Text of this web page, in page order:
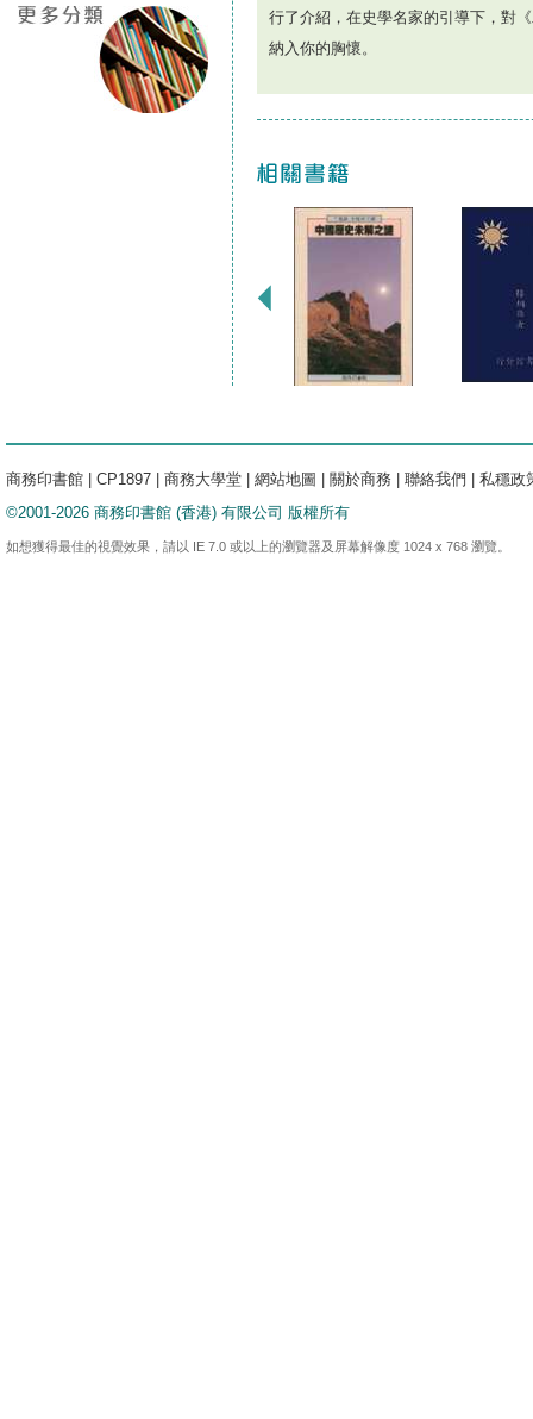
行了介紹，在史學名家的引導下，對
納入你的胸懷。
商務印書館 CP1897 商務大學堂 網站地圖 關於商務 聯絡我們
私穩政
©2001-2026 商務印書館 (香港) 有限公司 版權所有
如想獲得最佳的視覺效果，請以 IE 7.0 或以上的瀏覽器及屏幕解像度 1024 x 768 瀏覽。